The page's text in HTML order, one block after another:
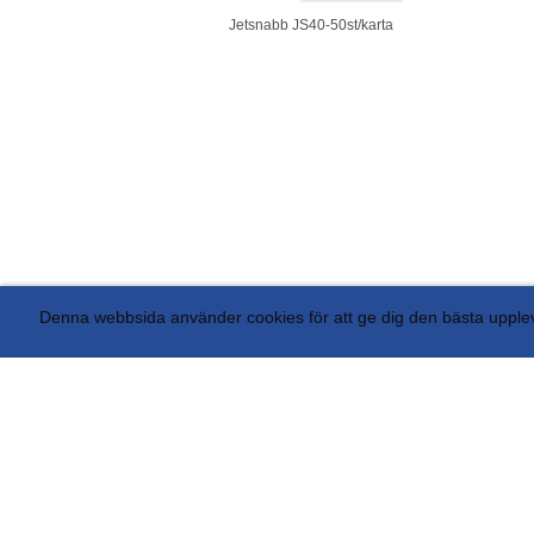
Denna webbsida använder cookies för att ge dig den bästa
Jetsnabb JS40-50st/karta